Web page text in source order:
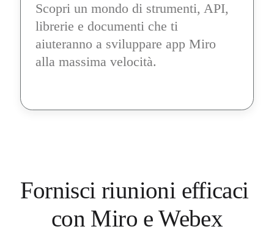
Scopri un mondo di strumenti, API,
librerie e documenti che ti
aiuteranno a sviluppare app Miro
alla massima velocità.
Fornisci riunioni efficaci
con Miro e Webex